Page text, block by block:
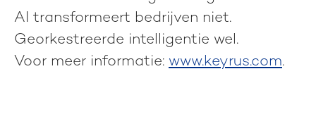
AI transformeert bedrijven niet.
Georkestreerde intelligentie wel.
Voor meer informatie: www.keyrus.com.